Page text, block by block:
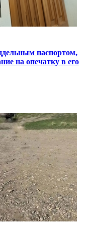
паспортом,
на опечатку в его